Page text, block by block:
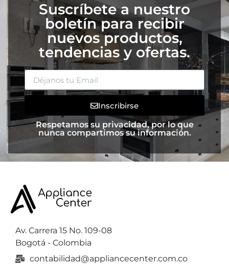
Suscríbete a nuestro
boletín para recibir
nuevos productos,
tendencias y ofertas.
Inscribirse
Respetamos su privacidad, por lo que
nunca compartimos su información.
Av. Carrera 15 No. 109-08
Bogotá - Colombia
contabilidad@appliancecenter.com.co